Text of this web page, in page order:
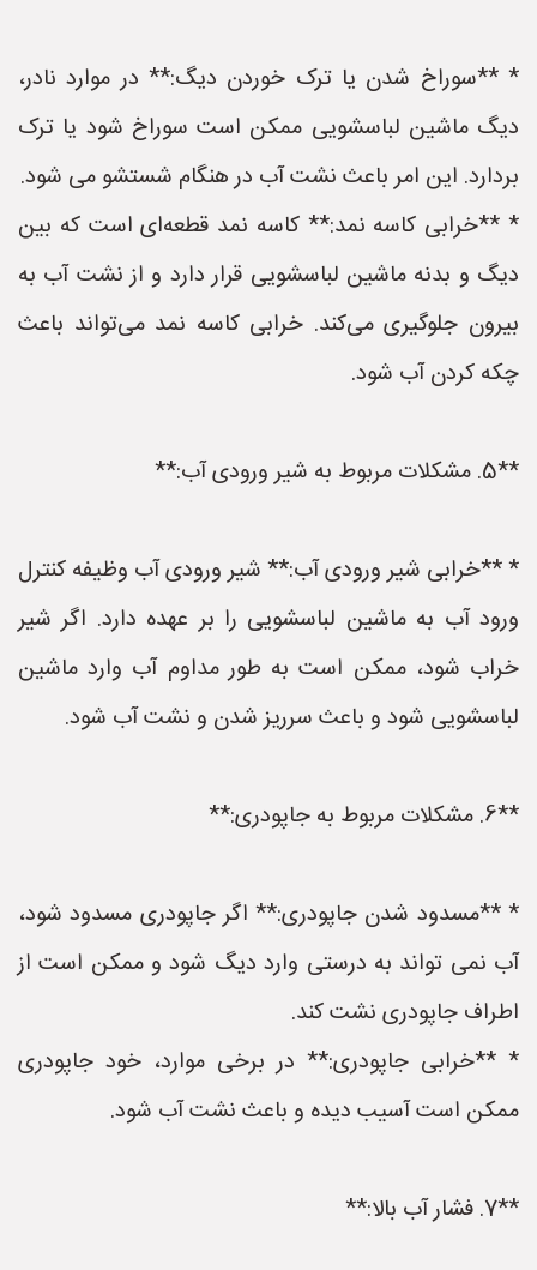
* **سوراخ شدن یا ترک خوردن دیگ:** در موارد نادر،
دیگ ماشین لباسشویی ممکن است سوراخ شود یا ترک
بردارد. این امر باعث نشت آب در هنگام شستشو می شود.
* **خرابی کاسه نمد:** کاسه نمد قطعه‌ای است که بین
دیگ و بدنه ماشین لباسشویی قرار دارد و از نشت آب به
بیرون جلوگیری می‌کند. خرابی کاسه نمد می‌تواند باعث
چکه کردن آب شود.
**5. مشکلات مربوط به شیر ورودی آب:**
* **خرابی شیر ورودی آب:** شیر ورودی آب وظیفه کنترل
ورود آب به ماشین لباسشویی را بر عهده دارد. اگر شیر
خراب شود، ممکن است به طور مداوم آب وارد ماشین
لباسشویی شود و باعث سرریز شدن و نشت آب شود.
**6. مشکلات مربوط به جاپودری:**
* **مسدود شدن جاپودری:** اگر جاپودری مسدود شود،
آب نمی تواند به درستی وارد دیگ شود و ممکن است از
اطراف جاپودری نشت کند.
* **خرابی جاپودری:** در برخی موارد، خود جاپودری
ممکن است آسیب دیده و باعث نشت آب شود.
**7. فشار آب بالا:**